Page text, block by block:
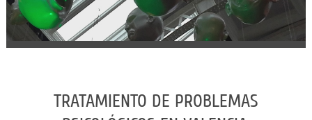
TRATAMIENTO DE PROBLEMAS